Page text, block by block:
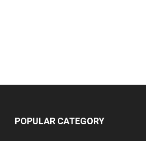
POPULAR CATEGORY